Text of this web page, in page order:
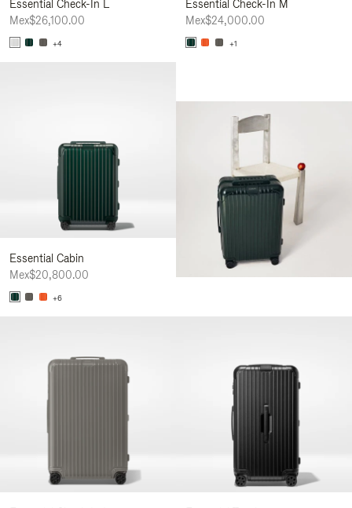
Essential Check-In L
Mex$26,100.00
+4
Essential Check-In M
Mex$24,000.00
+1
Essential Cabin
Mex$20,800.00
+6